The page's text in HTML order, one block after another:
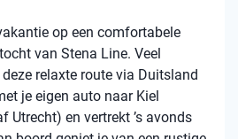
op een comfortabele
van Stena Line. Veel
relaxte route via Duitsland
je eigen auto naar Kiel
Utrecht) en vertrekt ’s avonds